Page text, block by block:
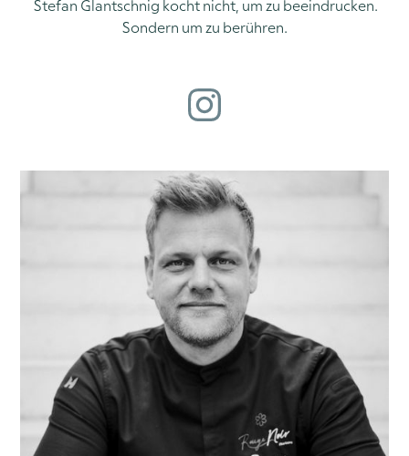
Stefan Glantschnig kocht nicht, um zu beeindrucken.
Sondern um zu berühren.